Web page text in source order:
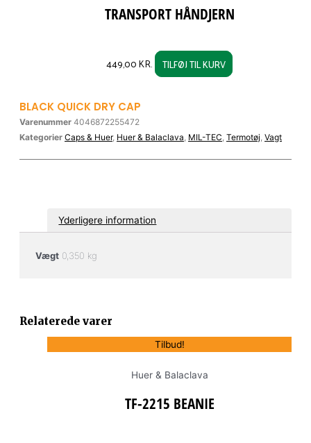
TRANSPORT HÅNDJERN
449,00KR. TILFØJ TIL KURV
BLACK QUICK DRY CAP
Varenummer 4046872255472
Kategorier Caps & Huer, Huer & Balaclava, MIL-TEC, Termotøj, Vagt
Yderligere information
Vægt 0,350 kg
Relaterede varer
Tilbud!
Huer & Balaclava
TF-2215 BEANIE